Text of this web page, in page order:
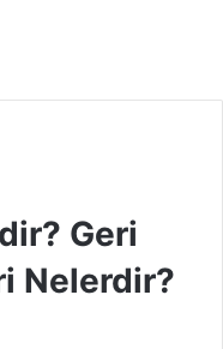
Geri
Nelerdir?